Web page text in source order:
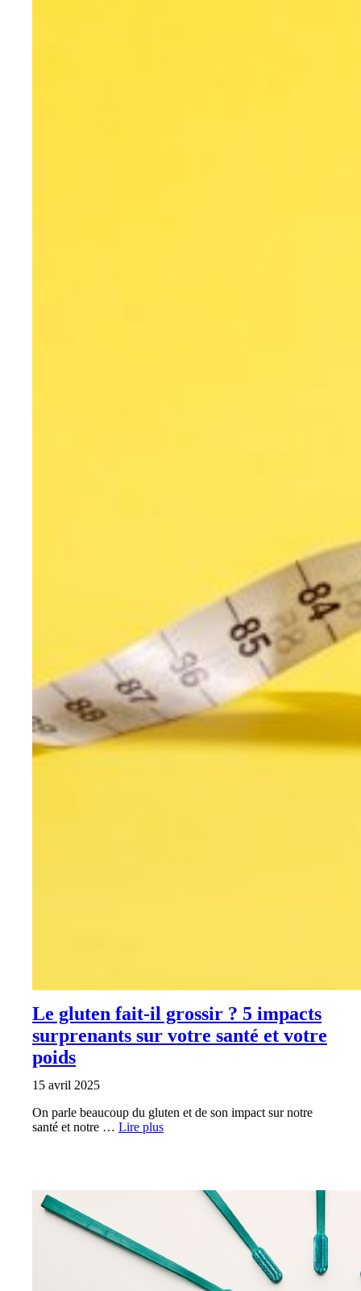
Le gluten fait-il grossir ? 5 impacts
surprenants sur votre santé et votre
poids
15 avril 2025
On parle beaucoup du gluten et de son impact sur notre
santé et notre … Lire plus